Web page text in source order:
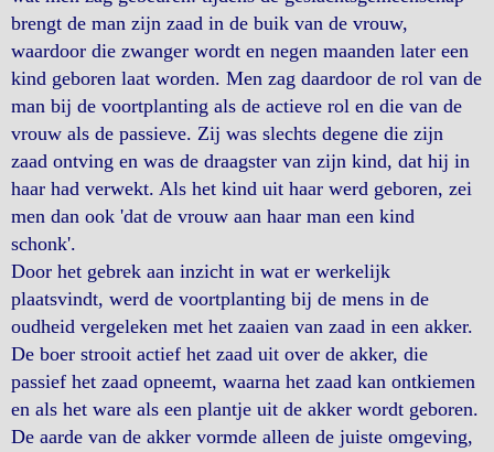
brengt de man zijn zaad in de buik van de vrouw,
waardoor die zwanger wordt en negen maanden later een
kind geboren laat worden. Men zag daardoor de rol van de
man bij de voortplanting als de actieve rol en die van de
vrouw als de passieve. Zij was slechts degene die zijn
zaad ontving en was de draagster van zijn kind, dat hij in
haar had verwekt. Als het kind uit haar werd geboren, zei
men dan ook 'dat de vrouw aan haar man een kind
schonk'.
Door het gebrek aan inzicht in wat er werkelijk
plaatsvindt, werd de voortplanting bij de mens in de
oudheid vergeleken met het zaaien van zaad in een akker.
De boer strooit actief het zaad uit over de akker, die
passief het zaad opneemt, waarna het zaad kan ontkiemen
en als het ware als een plantje uit de akker wordt geboren.
De aarde van de akker vormde alleen de juiste omgeving,